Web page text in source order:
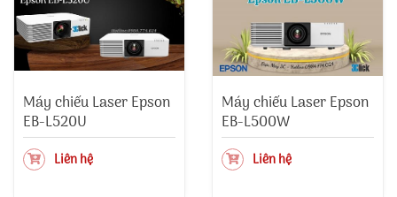
Máy chiếu Laser Epson
EB-L520U
Liên hệ
Máy chiếu Laser Epson
EB-L500W
Liên hệ